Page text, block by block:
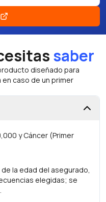
saber
diseñado para
caso de un primer
y Cáncer (Primer
la edad del asegurado,
elegidas; se